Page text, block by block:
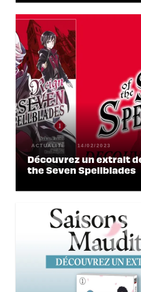
ACTUALITÉ 14/02/2023
Découvrez un extrait
the Seven Spellblades